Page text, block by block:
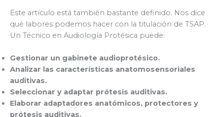
Este artículo está también bastante definido. Nos dice
qué labores podemos hacer con la titulación de TSAP.
Un Técnico en Audiología Protésica puede:
Gestionar un gabinete audioprotésico.
Analizar las características anatomosensoriales
auditivas.
Seleccionar y adaptar prótesis auditivas.
Elaborar adaptadores anatómicos, protectores y
prótesis auditivas.